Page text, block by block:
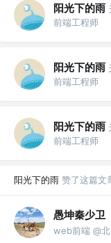
阳光下的雨
前端工程师
阳光下的雨
前端工程师
阳光下的雨
前端工程师
阳光下的雨 赞了这篇文
愚坤秦少卫